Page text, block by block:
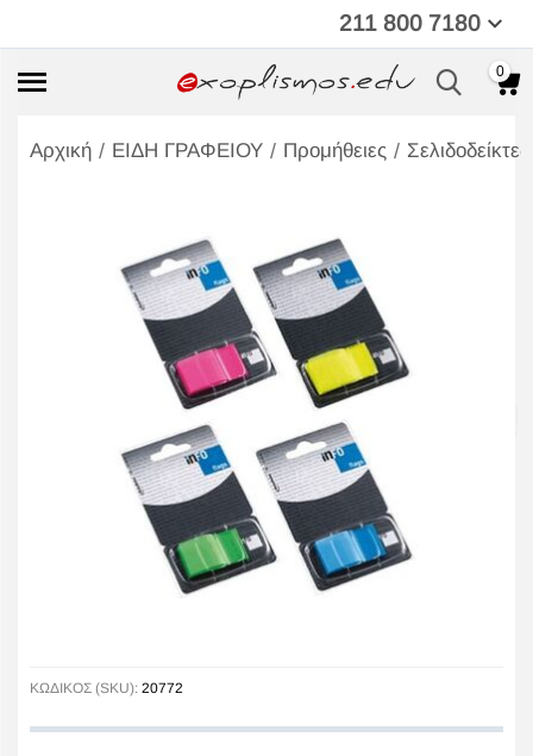
211 800 7180
0
Αρχική / ΕΙΔΗ ΓΡΑΦΕΙΟΥ / Προμήθειες / Σελιδοδείκτες
ΚΩΔΙΚΟΣ (SKU): 20772